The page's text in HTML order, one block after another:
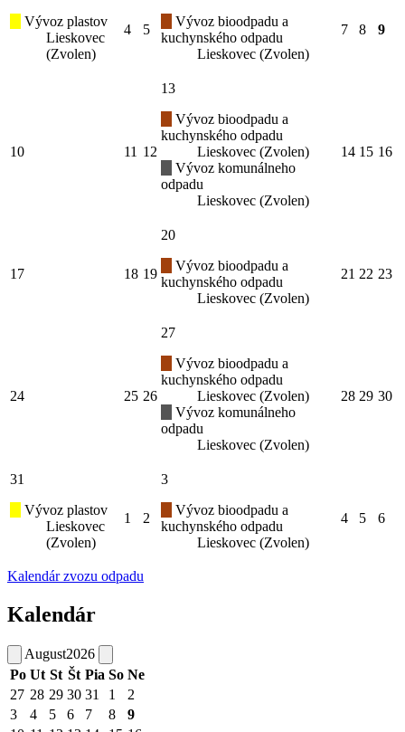
Vývoz plastov
Lieskovec
(Zvolen)
4 5
Vývoz bioodpadu a
kuchynského odpadu
Lieskovec (Zvolen)
7 8 9
10 11 12
13
Vývoz bioodpadu a
kuchynského odpadu
Lieskovec (Zvolen)
Vývoz komunálneho
odpadu
Lieskovec (Zvolen)
14 15 16
17 18 19
20
Vývoz bioodpadu a
kuchynského odpadu
Lieskovec (Zvolen)
21 22 23
24 25 26
27
Vývoz bioodpadu a
kuchynského odpadu
Lieskovec (Zvolen)
Vývoz komunálneho
odpadu
Lieskovec (Zvolen)
28 29 30
31
Vývoz plastov
Lieskovec
(Zvolen)
1 2
3
Vývoz bioodpadu a
kuchynského odpadu
Lieskovec (Zvolen)
4 5 6
Kalendár zvozu odpadu
Kalendár
August2026
Po Ut St Št Pia So Ne
27 28 29 30 31 1
2
3
4 5 6 7 8
9